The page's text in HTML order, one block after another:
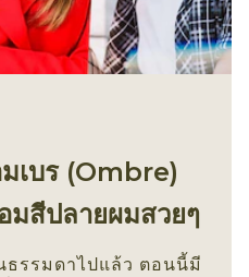
เบร (Ombre)
มสีปลายผมสวยๆ
ธรรมดาไปแล้ว ตอนนี้มี